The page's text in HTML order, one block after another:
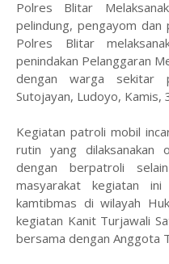
Polres Blitar
pelindung, pengayom dan
Polres Blitar
penindakan Pelanggaran
dengan warga sekitar
Sutojayan, Ludoyo,
Kegiatan patroli mobil
rutin yang dilaksanakan
dengan berpatroli
masyarakat kegiatan
kamtibmas di wilayah
kegiatan Kanit Turjawali
bersama dengan Anggota